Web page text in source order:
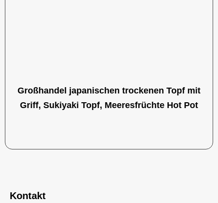
Großhandel japanischen trockenen Topf mit
Griff, Sukiyaki Topf, Meeresfrüchte Hot Pot
Kontakt